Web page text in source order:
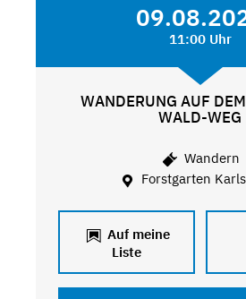
11:00 Uhr
WANDERUNG AUF
WALD-WEG
Wandern
Forstgarten
Auf meine
Liste